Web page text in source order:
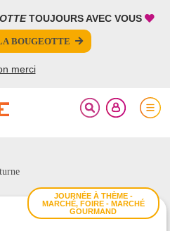
TOUJOURS AVEC VOUS
BOUGEOTTE
merci
JOURNÉE À THÈME -
MARCHÉ, FOIRE - MARCHÉ
GOURMAND
FERMER
FERMER
a été effectuée.